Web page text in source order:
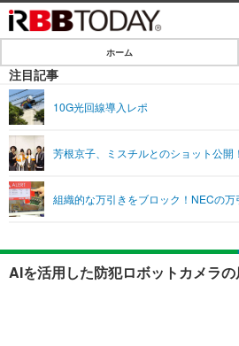
IT・デジタル
SPEED TEST
エンタメ
ライフ
リリース一覧
ホーム
注目記事
10G光回線導入レポ
芳根京子、ミスチルとのショット公開
組織的な万引きをブロック！NECの
AIを活用した防犯ロボットカメラ